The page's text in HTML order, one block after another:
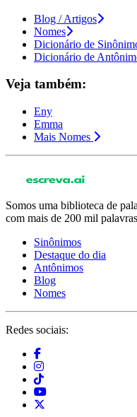
Blog / Artigos
Nomes
Dicionário de
Dicionário de
Veja também:
Eny
Emma
Mais Nomes
Somos uma biblioteca de
com mais de 200 mil
Sinônimos
Destaque do dia
Antônimos
Blog
Nomes
Redes sociais: